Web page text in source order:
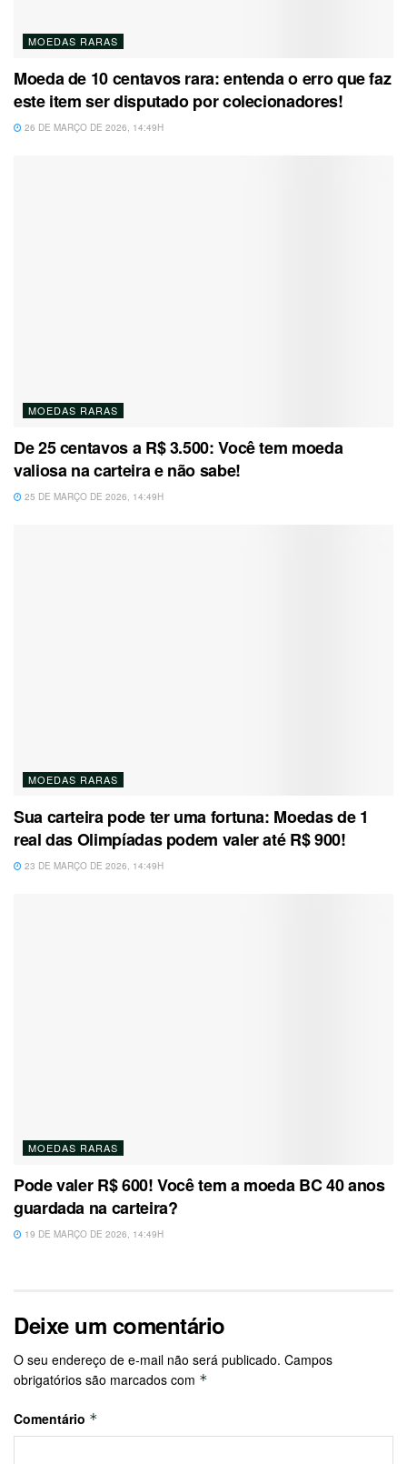
MOEDAS RARAS
Moeda de 10 centavos rara: entenda o erro que faz
este item ser disputado por colecionadores!
26 DE MARÇO DE 2026, 14:49H
MOEDAS RARAS
De 25 centavos a R$ 3.500: Você tem moeda
valiosa na carteira e não sabe!
25 DE MARÇO DE 2026, 14:49H
MOEDAS RARAS
Sua carteira pode ter uma fortuna: Moedas de 1
real das Olimpíadas podem valer até R$ 900!
23 DE MARÇO DE 2026, 14:49H
MOEDAS RARAS
Pode valer R$ 600! Você tem a moeda BC 40 anos
guardada na carteira?
19 DE MARÇO DE 2026, 14:49H
Deixe um comentário
O seu endereço de e-mail não será publicado. Campos
obrigatórios são marcados com *
Comentário *